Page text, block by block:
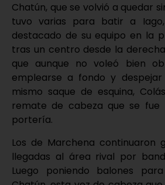
Chatún, que se volvió a quedar
tuvo varias para batir a
destacado de su equipo en la
tras un centro desde la
que aunque no voleó bien
emplearse a fondo y
mismo saque de esquina,
remate de cabeza que se
portería.
Los de Marchena continuaron
llegadas al área rival por
Luego poniendo balones